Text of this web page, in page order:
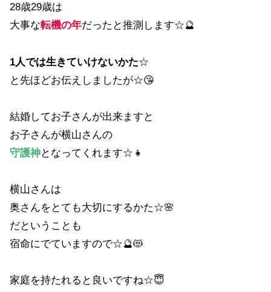
28歳29歳は
大事な転機の年だったと推測します☆🔮
1人では生きていけないかた☆
と先ほどお伝えしましたが☆😘
結婚してお子さんが出来ますと
お子さんが横山さんの
守護神となってくれます☆👧
横山さんは
奥さんをとても大切にするかた☆🌸
だということも
宿命にでていますので☆🔮😻
家庭を持たれると良いですね☆😇